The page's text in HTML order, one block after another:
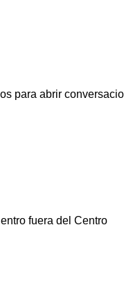
para abrir
fuera del Centro